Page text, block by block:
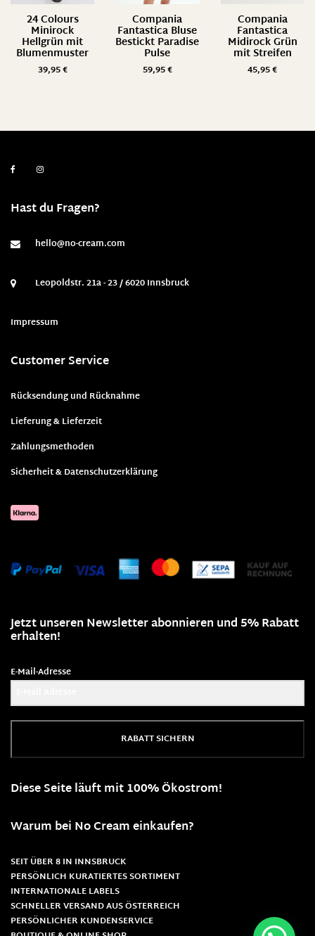
24 Colours
Minirock
Hellgrün mit
Blumenmuster
39,95€
Compania
Fantastica Bluse
Bestickt Paradise
Pulse
59,95€
Compania
Fantastica
Midirock Grün
mit Streifen
45,95€
Hast du Fragen?
hello@no-cream.com
Leopoldstr. 21a - 23 / 6020 Innsbruck
Impressum
Customer Service
Rücksendung und Rücknahme
Lieferung & Lieferzeit
Zahlungsmethoden
Sicherheit & Datenschutzerklärung
Jetzt unseren Newsletter abonnieren und 5% Rabatt
erhalten!
E-Mail-Adresse
RABATT SICHERN
Diese Seite läuft mit 100% Ökostrom!
Warum bei No Cream einkaufen?
SEIT ÜBER 8 IN INNSBRUCK
PERSÖNLICH KURATIERTES SORTIMENT
INTERNATIONALE LABELS
SCHNELLER VERSAND AUS ÖSTERREICH
PERSÖNLICHER KUNDENSERVICE